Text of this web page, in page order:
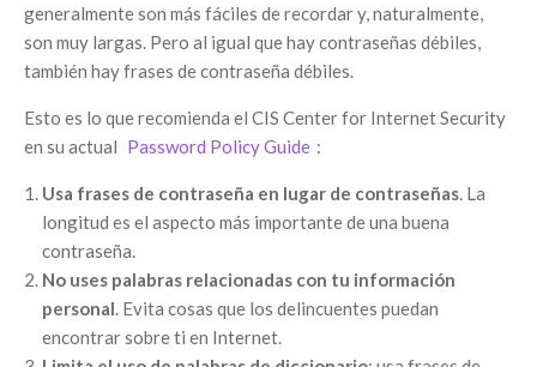
generalmente son más fáciles de recordar y, naturalmente,
son muy largas. Pero al igual que hay contraseñas débiles,
también hay frases de contraseña débiles.
Esto es lo que recomienda el CIS Center for Internet Security
en su actual Password Policy Guide :
Usa frases de contraseña en lugar de contraseñas . La
longitud es el aspecto más importante de una buena
contraseña.
No uses palabras relacionadas con tu información
personal . Evita cosas que los delincuentes puedan
encontrar sobre ti en Internet.